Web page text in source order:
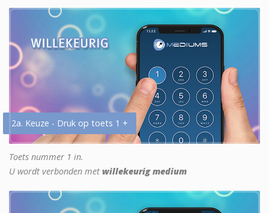
2a. Keuze - Druk op toets 1 +
Toets nummer 1 in.
U wordt verbonden met willekeurig medium